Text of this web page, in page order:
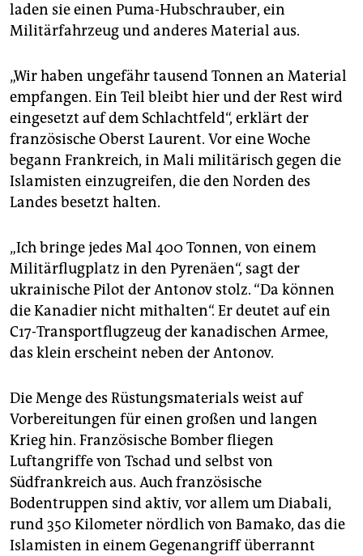
laden sie einen Puma-Hubschrauber, ein
Militärfahrzeug und anderes Material aus.
„Wir haben ungefähr tausend Tonnen an Material
empfangen. Ein Teil bleibt hier und der Rest wird
eingesetzt auf dem Schlachtfeld“, erklärt der
französische Oberst Laurent. Vor eine Woche
begann Frankreich, in Mali militärisch gegen die
Islamisten einzugreifen, die den Norden des
Landes besetzt halten.
„Ich bringe jedes Mal 400 Tonnen, von einem
Militärflugplatz in den Pyrenäen“, sagt der
ukrainische Pilot der Antonov stolz. “Da können
die Kanadier nicht mithalten“. Er deutet auf ein
C17-Transportflugzeug der kanadischen Armee,
das klein erscheint neben der Antonov.
Die Menge des Rüstungsmaterials weist auf
Vorbereitungen für einen großen und langen
Krieg hin. Französische Bomber fliegen
Luftangriffe von Tschad und selbst von
Südfrankreich aus. Auch französische
Bodentruppen sind aktiv, vor allem um Diabali,
rund 350 Kilometer nördlich von Bamako, das die
Islamisten in einem Gegenangriff überrannt